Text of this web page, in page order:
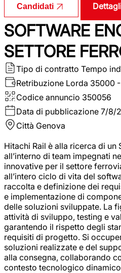
Candidati
SOFTWARE
SETTORE
Tipo di contratto Tempo
Retribuzione Lorda 35000
Codice annuncio 350056
Data di pubblicazione 7/8/
Città Genova
Hitachi Rail è alla ricerca di
all’interno di team impegnati
innovative per il settore
all’intero ciclo di vita del
raccolta e definizione dei
e implementazione di
delle soluzioni sviluppate. La
attività di sviluppo, testing e
garantendo il rispetto degli
requisiti di progetto. Si
soluzioni realizzate e del
alla consegna, collaborando
contesto tecnologico